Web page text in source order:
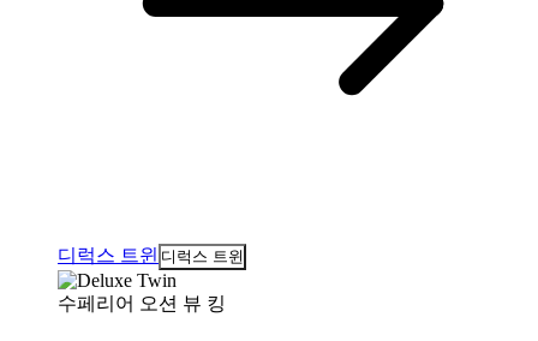
디럭스 트윈 디럭스 트윈
수페리어 오션 뷰 킹